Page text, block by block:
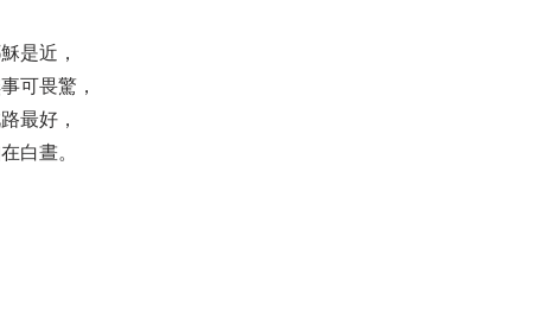
是近，
可畏驚，
最好，
白晝。